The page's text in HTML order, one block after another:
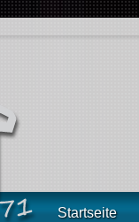
Startseite